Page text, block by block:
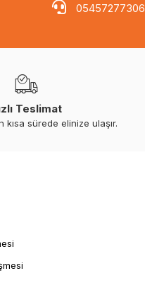
05457277306
Teslimat
kısa sürede elinize ulaşır.